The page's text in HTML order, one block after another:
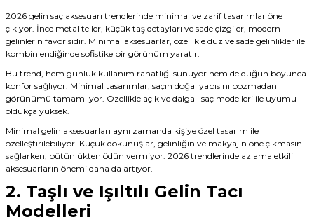
2026 gelin saç aksesuarı trendlerinde minimal ve zarif tasarımlar öne
çıkıyor. İnce metal teller, küçük taş detayları ve sade çizgiler, modern
gelinlerin favorisidir. Minimal aksesuarlar, özellikle düz ve sade gelinlikler ile
kombinlendiğinde sofistike bir görünüm yaratır.
Bu trend, hem günlük kullanım rahatlığı sunuyor hem de düğün boyunca
konfor sağlıyor. Minimal tasarımlar, saçın doğal yapısını bozmadan
görünümü tamamlıyor. Özellikle açık ve dalgalı saç modelleri ile uyumu
oldukça yüksek.
Minimal gelin aksesuarları aynı zamanda kişiye özel tasarım ile
özelleştirilebiliyor. Küçük dokunuşlar, gelinliğin ve makyajın öne çıkmasını
sağlarken, bütünlükten ödün vermiyor. 2026 trendlerinde az ama etkili
aksesuarların önemi daha da artıyor.
2. Taşlı ve Işıltılı Gelin Tacı
Modelleri